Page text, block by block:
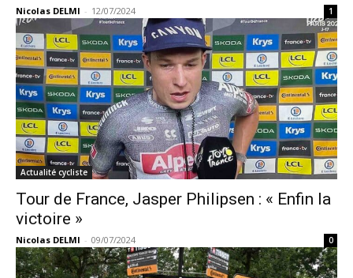
Nicolas DELMI - 12/07/2024 1
Actualité cycliste
Tour de France, Jasper Philipsen : « Enfin la
victoire »
Nicolas DELMI - 09/07/2024 0